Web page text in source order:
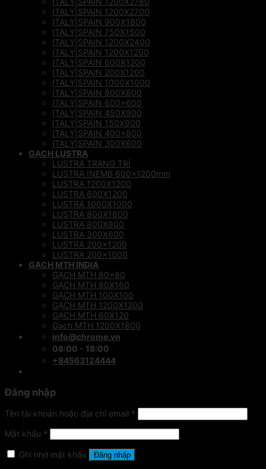
ITALY|SPAIN 1200X2700
ITALY|SPAIN 900X1800
ITALY|SPAIN 750X1500
ITALY|SPAIN 1200X2400
ITALY|SPAIN 1200X1200
ITALY|SPAIN 600X1200
ITALY|SPAIN 200X1200
ITALY|SPAIN 1000X1000
ITALY|SPAIN 800X800
ITALY|SPAIN 600×600
ITALY|SPAIN 450X900
ITALY|SPAIN 150X900
ITALY|SPAIN 400×800
ITALY|SPAIN 300X600
GẠCH LUSTRA
LUSTRA TRANG TRÍ
LUSTRA INEMB 600x1200mm
LUSTRA 1200X1200
LUSTRA 600X1200
LUSTRA 1000X1000
LUSTRA 800X1600
LUSTRA 800X800
LUSTRA 300X600
LUSTRA 200×1200
LUSTRA 200×1000
GẠCH MTH INDIA
GẠCH MTH 80×80
GẠCH MTH 80X160
GẠCH MTH 100X100
GẠCH MTH 1200X1200
GẠCH MTH 60X120
Gạch MTH 1200X1800
info@chrome.vn
08:00 - 18:00
+84563124444
Đăng nhập
Tên tài khoản hoặc địa chỉ email *
Mật khẩu *
Ghi nhớ mật khẩu Đăng nhập